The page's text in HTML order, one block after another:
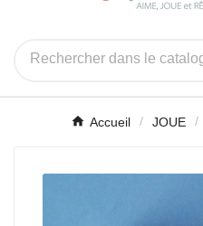
Accueil JOUE